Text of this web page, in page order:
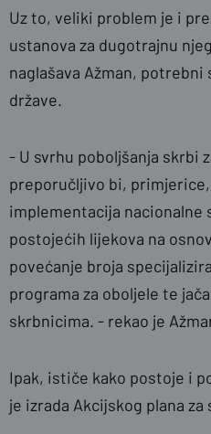
Uz to, veliki problem je i
ustanova za dugotrajnu
naglašava Ažman,
države.
- U svrhu poboljšanja skrbi
preporučljivo bi,
implementacija
postojećih lijekova na
povećanje broja
programa za oboljele te
skrbnicima. - rekao je
Ipak, ističe kako postoje i
je izrada Akcijskog plana